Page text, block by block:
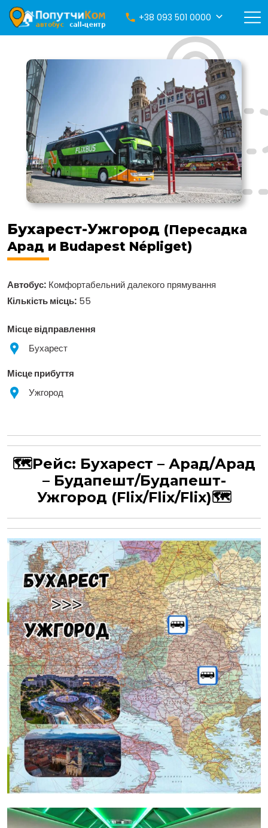
+38 093 501 0000
Бухарест-Ужгород (Пересадка
Арад и Budapest Népliget)
Автобус: Комфортабельний далекого прямування
Кількість місць: 55
Місце відправлення
Бухарест
Місце прибуття
Ужгород
🗺Рейс: Бухарест – Арад/Арад
– Будапешт/Будапешт-
Ужгород (Flix/Flix/Flix)🗺